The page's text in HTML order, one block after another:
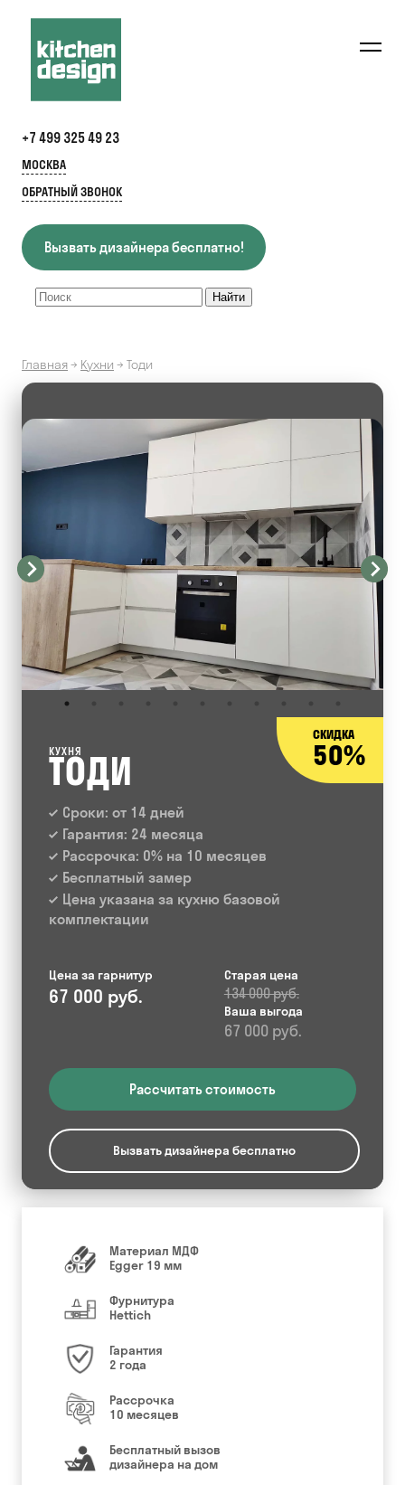
+7 499 325 49 23
МОСКВА
ОБРАТНЫЙ ЗВОНОК
Вызвать дизайнера бесплатно!
Главная→ Кухни → Тоди
СКИДКА
50%
КУХНЯ
ТОДИ
Сроки: от 14 дней
Гарантия: 24 месяца
Рассрочка: 0% на 10 месяцев
Бесплатный замер
Цена указана за кухню базовой
комплектации
Цена за гарнитур
67 000 руб.
Старая цена
134 000 руб.
Ваша выгода
67 000 руб.
Рассчитать стоимость
Вызвать дизайнера бесплатно
Материал МДФ
Egger 19 мм
Фурнитура
Hettich
Гарантия
2 года
Рассрочка
10 месяцев
Бесплатный вызов
дизайнера на дом